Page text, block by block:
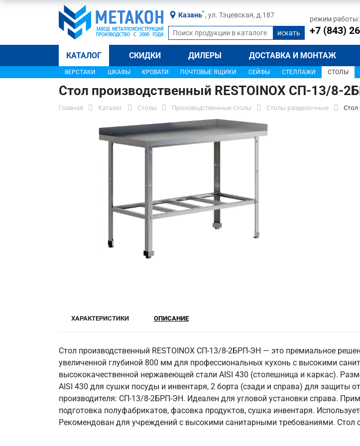
Казань , ул. Тэцевская, д.187 режим работы:
+7 (843)
КАТАЛОГ СКИДКИ ДИЛЕРЫ ДОСТАВКА И МОНТАЖ
ВЕРСТАКИ ШКАФЫ КРОВАТИ ПОЧТОВЫЕ ЯЩИКИ СЕЙФЫ СТЕЛЛАЖИ СТОЛЫ
Стол производственный RESTOINOX СП-13/8-
Главная Каталог Столы Производственные столы Столы разделочные Стол
ХАРАКТЕРИСТИКИ ОПИСАНИЕ
Стол производственный RESTOINOX СП-13/8-2БРП-ЭН — это премиальное
увеличенной глубиной 800 мм для профессиональных кухонь с высокими
высококачественной нержавеющей стали AISI 430 (столешница и каркас).
AISI 430 для сушки посуды и инвентаря, 2 борта (сзади и справа) для защиты
производителя: СП-13/8-2БРП-ЭН. Идеален для угловой установки справа.
подготовка полуфабрикатов, фасовка продуктов, сушка инвентаря.
Рекомендован для учреждений с высокими санитарными требованиями.